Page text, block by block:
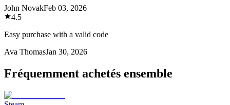
John NovakFeb 03, 2026
4.5
Easy purchase with a valid code
Ava ThomasJan 30, 2026
Fréquemment achetés ensemble